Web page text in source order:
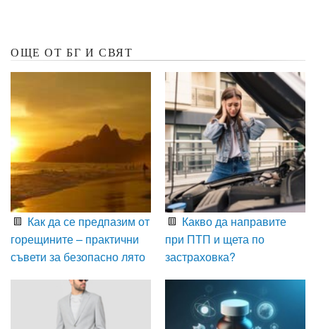
ОЩЕ ОТ БГ И СВЯТ
Как да се предпазим от
горещините – практични
съвети за безопасно лято
Какво да направите
при ПТП и щета по
застраховка?